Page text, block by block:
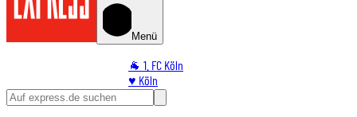
Menü
🐐 1. FC Köln
♥️ Köln
⭐ Promi